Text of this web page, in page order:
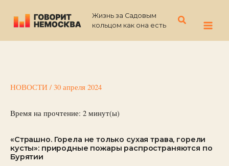
содержимому
Жизнь за Садовым
кольцом как она есть
Поиск
НОВОСТИ / 30 апреля 2024
Время на прочтение: 2 минут(ы)
«Страшно. Горела не только сухая трава, горели
кусты»: природные пожары распространяются по
Бурятии